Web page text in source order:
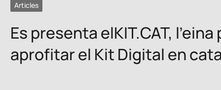
Articles
Es presenta elKIT.CAT, l’eina
aprofitar el Kit Digital en